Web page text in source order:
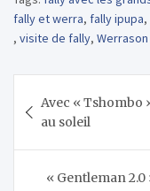
fally et werra, fally ipupa,
, visite de fally, Werrason
de
l’article
Avec « Tshombo
au soleil
« Gentleman